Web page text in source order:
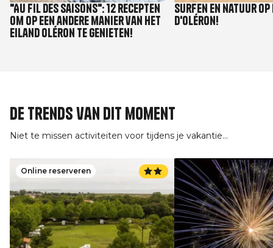
"Au fil des saisons": 12 recepten
om op een andere manier van het
eiland Oléron te genieten!
Surfen en natuur
d'Oléron!
De trends van dit moment
Niet te missen activiteiten voor tijdens je vakantie...
Online reserveren